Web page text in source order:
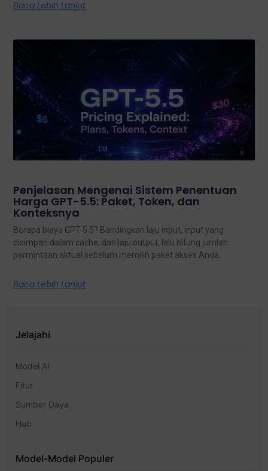
Baca Lebih Lanjut
Penjelasan Mengenai Sistem Penentuan
Harga GPT-5.5: Paket, Token, dan
Konteksnya
Berapa biaya GPT-5.5? Bandingkan laju input, input yang
disimpan dalam cache, dan laju output, lalu hitung jumlah
permintaan aktual sebelum memilih paket akses Anda.
Baca Lebih Lanjut
Jelajahi
Model AI
Fitur
Sumber Daya
Hub
Model-Model Populer